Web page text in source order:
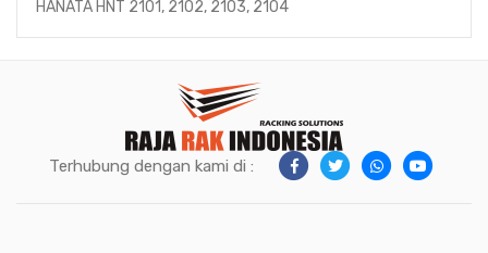
HANATA HNT 2101, 2102, 2103, 2104
Terhubung dengan kami di :